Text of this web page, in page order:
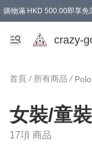
購物滿 HKD 500.00即享免
成為會員可享免費禮品
crazy-
首頁 / 所有商品 /
女裝/童裝
17項 商品